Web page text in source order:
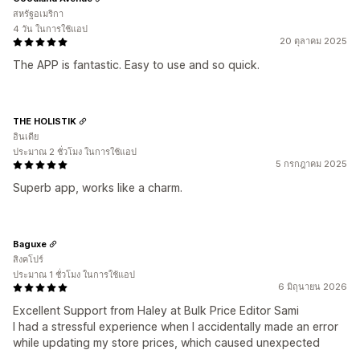
20 ตุลาคม 2025
The APP is fantastic. Easy to use and so quick.
สหรัฐอเมริกา
4 วัน ในการใช้แอป
5 กรกฎาคม 2025
Superb app, works like a charm.
THE HOLISTIK
อินเดีย
ประมาณ 2 ชั่วโมง ในการใช้แอป
6 มิถุนายน 2026
Excellent Support from Haley at Bulk Price Editor Sami
I had a stressful experience when I accidentally made an error
while updating my store prices, which caused unexpected
Baguxe
สิงคโปร์
ประมาณ 1 ชั่วโมง ในการใช้แอป